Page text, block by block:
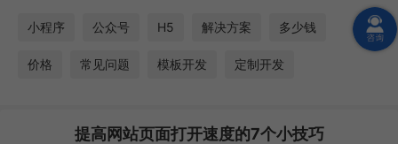
小程序 公众号 H5 解决方案 多少钱
价格 常见问题 模板开发 定制开发
提高网站页面打开速度的7个小技巧